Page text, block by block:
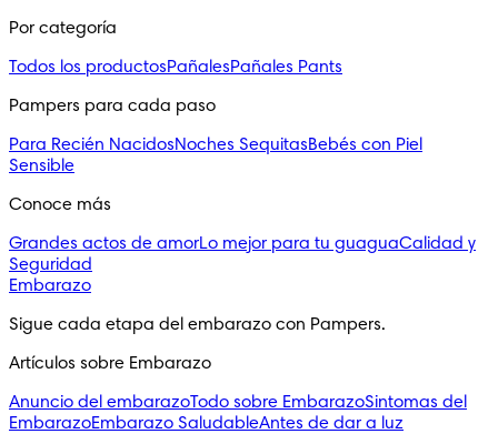
Por categoría
Todos los productosPañalesPañales Pants
Pampers para cada paso
Para Recién NacidosNoches SequitasBebés con Piel
Sensible
Conoce más
Grandes actos de amorLo mejor para tu guaguaCalidad y
Seguridad
Embarazo
Sigue cada etapa del embarazo con Pampers.
Artículos sobre Embarazo
Anuncio del embarazoTodo sobre EmbarazoSintomas del
EmbarazoEmbarazo SaludableAntes de dar a luz